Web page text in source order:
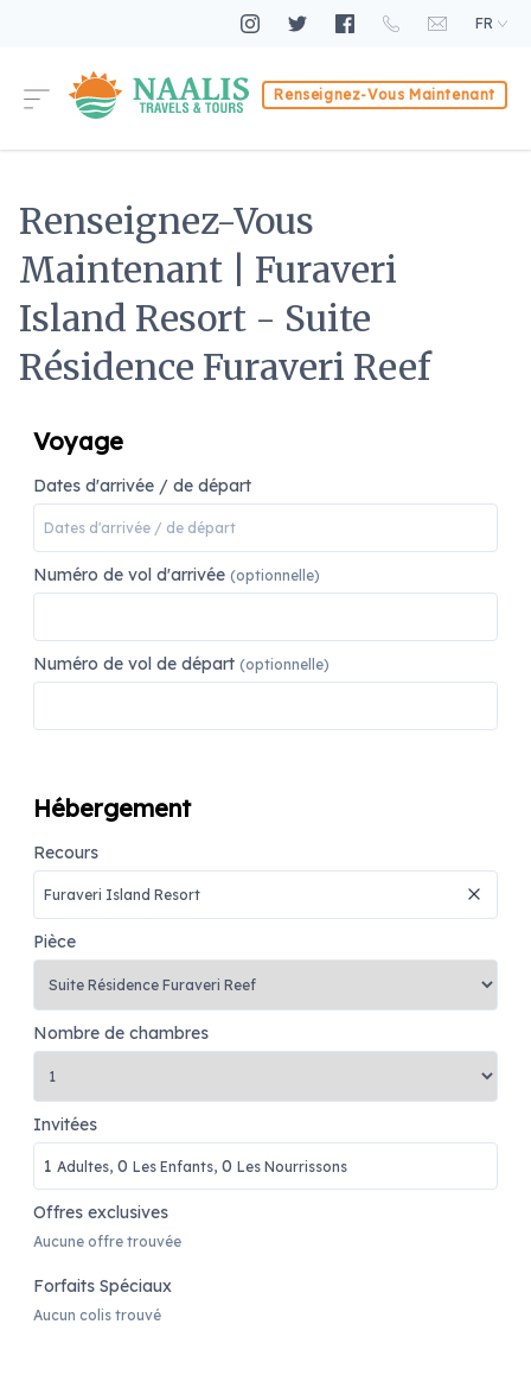
FR
Renseignez-Vous Maintenant
Renseignez-Vous
Maintenant | Furaveri
Island Resort - Suite
Résidence Furaveri Reef
Voyage
Dates d'arrivée / de départ
Numéro de vol d'arrivée (optionnelle)
Numéro de vol de départ (optionnelle)
Hébergement
Recours
Pièce
Nombre de chambres
Invitées
1 Adultes, 0 Les Enfants, 0 Les Nourrissons
Offres exclusives
Aucune offre trouvée
Forfaits Spéciaux
Aucun colis trouvé